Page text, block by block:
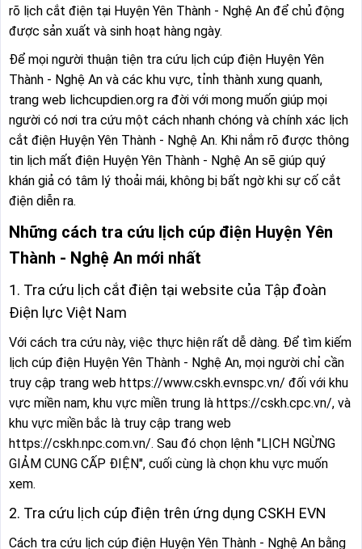
rõ lịch cắt điện tại Huyện Yên Thành - Nghệ An để chủ động
được sản xuất và sinh hoạt hàng ngày.
Để mọi người thuận tiện tra cứu lịch cúp điện Huyện Yên
Thành - Nghệ An và các khu vực, tỉnh thành xung quanh,
trang web lichcupdien.org ra đời với mong muốn giúp mọi
người có nơi tra cứu một cách nhanh chóng và chính xác lịch
cắt điện Huyện Yên Thành - Nghệ An. Khi nắm rõ được thông
tin lịch mất điện Huyện Yên Thành - Nghệ An sẽ giúp quý
khán giả có tâm lý thoải mái, không bị bất ngờ khi sự cố cắt
điện diễn ra.
Những cách tra cứu lịch cúp điện Huyện Yên
Thành - Nghệ An mới nhất
1. Tra cứu lịch cắt điện tại website của Tập đoàn
Điện lực Việt Nam
Với cách tra cứu này, việc thực hiện rất dễ dàng. Để tìm kiếm
lịch cúp điện Huyện Yên Thành - Nghệ An, mọi người chỉ cần
truy cập trang web https://www.cskh.evnspc.vn/ đối với khu
vực miền nam, khu vực miền trung là https://cskh.cpc.vn/, và
khu vực miền bắc là truy cập trang web
https://cskh.npc.com.vn/. Sau đó chọn lệnh "LỊCH NGỪNG
GIẢM CUNG CẤP ĐIỆN", cuối cùng là chọn khu vực muốn
xem.
2. Tra cứu lịch cúp điện trên ứng dụng CSKH EVN
Cách tra cứu lịch cúp điện Huyện Yên Thành - Nghệ An bằng